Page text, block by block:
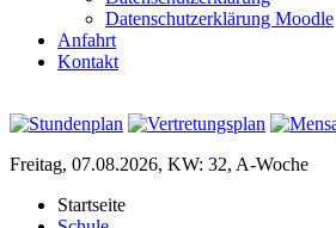
Datenschutzerklärung Moodle
Anfahrt
Kontakt
Freitag, 07.08.2026, KW: 32, A-Woche
Startseite